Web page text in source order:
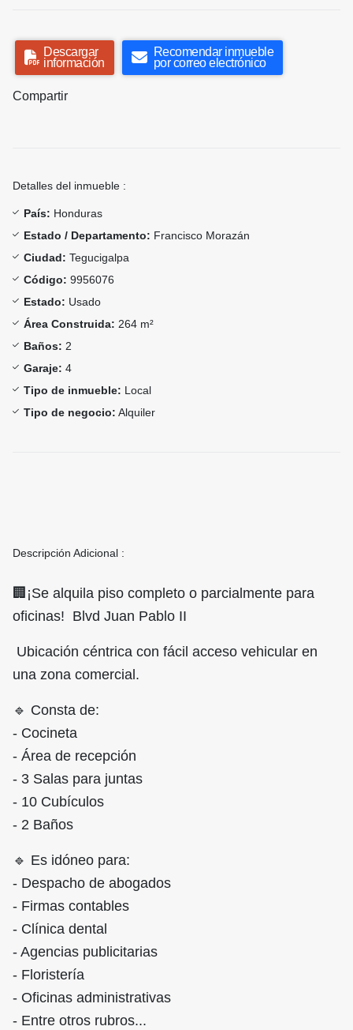
Descargar
información
Recomendar inmueble
por correo electrónico
Compartir
Detalles del inmueble :
País: Honduras
Estado / Departamento: Francisco Morazán
Ciudad: Tegucigalpa
Código: 9956076
Estado: Usado
Área Construida: 264 m²
Baños: 2
Garaje: 4
Tipo de inmueble: Local
Tipo de negocio: Alquiler
Descripción Adicional :
🏢¡Se alquila piso completo o parcialmente para
oficinas! Blvd Juan Pablo II
Ubicación céntrica con fácil acceso vehicular en
una zona comercial.
🔹 Consta de:
- Cocineta
- Área de recepción
- 3 Salas para juntas
- 10 Cubículos
- 2 Baños
🔹 Es idóneo para:
- Despacho de abogados
- Firmas contables
- Clínica dental
- Agencias publicitarias
- Floristería
- Oficinas administrativas
- Entre otros rubros...